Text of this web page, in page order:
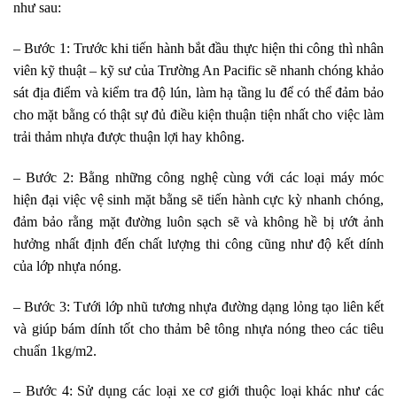
như sau:
– Bước 1: Trước khi tiến hành bắt đầu thực hiện thi công thì nhân
viên kỹ thuật – kỹ sư của Trường An Pacific sẽ nhanh chóng khảo
sát địa điểm và kiểm tra độ lún, làm hạ tầng lu để có thể đảm bảo
cho mặt bằng có thật sự đủ điều kiện thuận tiện nhất cho việc làm
trải thảm nhựa được thuận lợi hay không.
– Bước 2: Bằng những công nghệ cùng với các loại máy móc
hiện đại việc vệ sinh mặt bằng sẽ tiến hành cực kỳ nhanh chóng,
đảm bảo rằng mặt đường luôn sạch sẽ và không hề bị ướt ảnh
hưởng nhất định đến chất lượng thi công cũng như độ kết dính
của lớp nhựa nóng.
– Bước 3: Tưới lớp nhũ tương nhựa đường dạng lỏng tạo liên kết
và giúp bám dính tốt cho thảm bê tông nhựa nóng theo các tiêu
chuẩn 1kg/m2.
– Bước 4: Sử dụng các loại xe cơ giới thuộc loại khác như các